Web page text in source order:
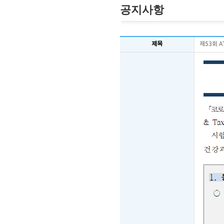
공지사항
제목 제53회